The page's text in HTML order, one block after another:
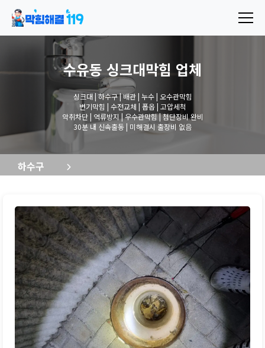
수유동 싱크대막힘 업체
싱크대 | 하수구 | 배관 | 누수 | 오수관막힘
변기막힘 | 수전교체 | 폽옵 | 고압세척
악취차단 | 역류방지 | 우수관막힘 | 첨단장비 완비
30분 내 신속출동 | 미해결시 출장비 없음
하수구